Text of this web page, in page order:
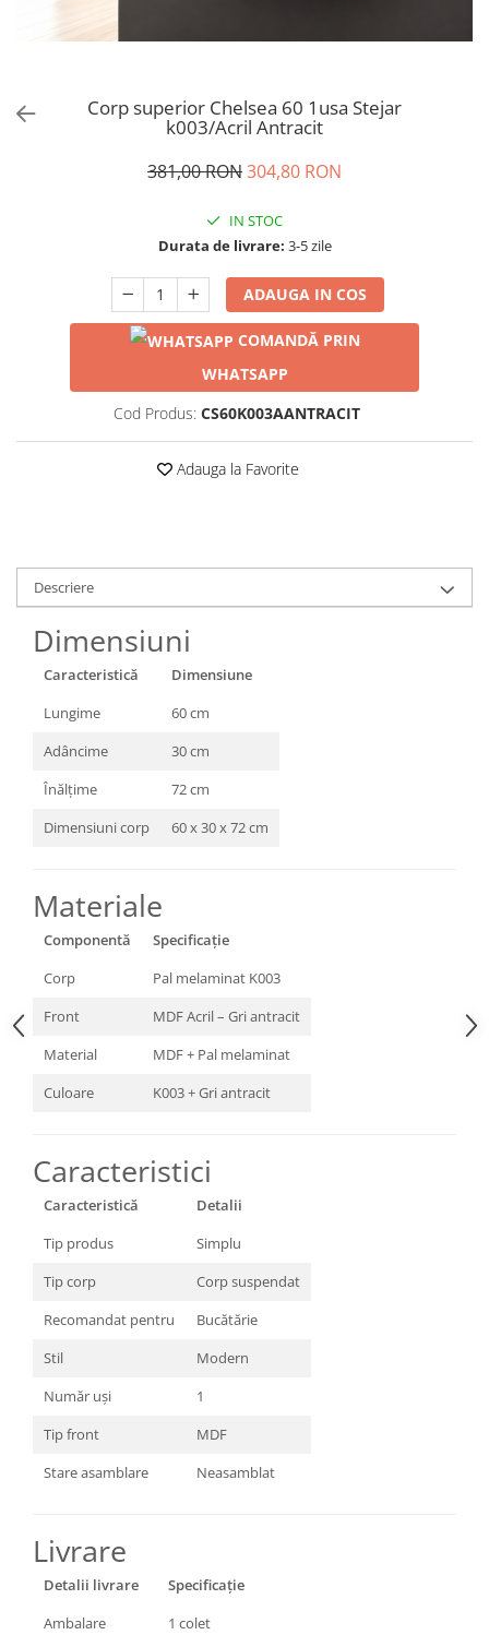
Corp superior Chelsea 60 1usa Stejar
k003/Acril Antracit
381,00 RON304,80 RON
IN STOC
Durata de livrare: 3-5 zile
ADAUGA IN COS
COMANDĂ PRIN
WHATSAPP
Cod Produs: CS60K003AANTRACIT
Adauga la Favorite
Descriere
Dimensiuni
Caracteristică
Dimensiune
Lungime
60 cm
Adâncime
30 cm
Înălțime
72 cm
Dimensiuni corp
60 x 30 x 72 cm
Materiale
Componentă
Specificație
Corp
Pal melaminat K003
Front
MDF Acril – Gri antracit
Material
MDF + Pal melaminat
Culoare
K003 + Gri antracit
Caracteristici
Caracteristică
Detalii
Tip produs
Simplu
Tip corp
Corp suspendat
Recomandat pentru
Bucătărie
Stil
Modern
Număr uși
1
Tip front
MDF
Stare asamblare
Neasamblat
Livrare
Detalii livrare
Specificație
Ambalare
1 colet